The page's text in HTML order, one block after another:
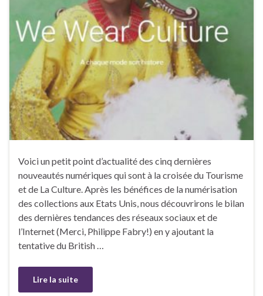
Voici un petit point d’actualité des cinq dernières
nouveautés numériques qui sont à la croisée du Tourisme
et de La Culture. Après les bénéfices de la numérisation
des collections aux Etats Unis, nous découvrirons le bilan
des dernières tendances des réseaux sociaux et de
l’Internet (Merci, Philippe Fabry!) en y ajoutant la
tentative du British …
Lire la suite